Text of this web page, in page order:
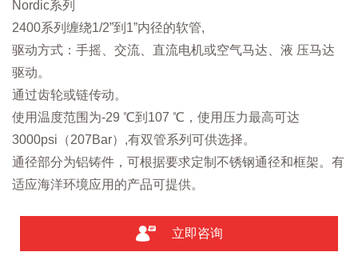
Nordic系列
2400系列缠绕1/2”到1”内径的软管,
驱动方式：手摇、交流、直流电机或空气马达、液 压马达
驱动。
通过齿轮或链传动。
使用温度范围为-29 ℃到107 ℃，使用压力最高可达
3000psi（207Bar）,有双管系列可供选择。
通径部分为铝铸件，可根据要求定制不锈钢通径和框架。有
适应海洋环境应用的产品可提供。
立即咨询